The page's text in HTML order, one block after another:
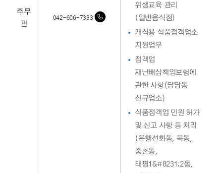
주무
관
042-606-7333
위생교육 관리
(일반음식점)
개식용 식품접객업소
지원업무
접객업
재난배상책임보험에
관한 사항(담당동
신규업소)
식품접객업 민원 허가
및 신고 사항 등 처리
(은행선화동, 목동,
중촌동,
태평1&#8231;2동,